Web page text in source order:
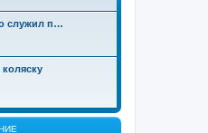
служил п…